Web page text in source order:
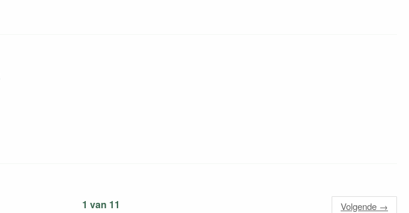
1 van 11 Volgende →